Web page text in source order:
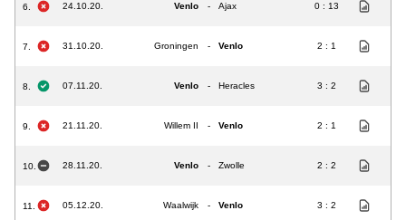
6. 24.10.20. Venlo - Ajax 0 : 13
7. 31.10.20. Groningen - Venlo 2 : 1
8. 07.11.20. Venlo - Heracles 3 : 2
9. 21.11.20. Willem II - Venlo 2 : 1
10. 28.11.20. Venlo - Zwolle 2 : 2
11. 05.12.20. Waalwijk - Venlo 3 : 2